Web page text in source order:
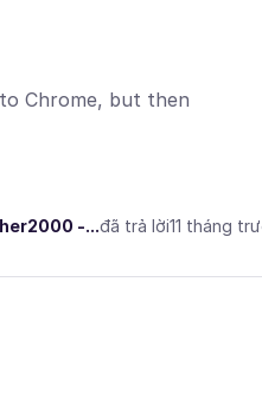
Chrome, but then
-...đã trả lời11 tháng